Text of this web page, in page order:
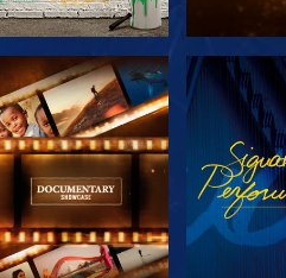
VERKEN DE SERIE VERKEN